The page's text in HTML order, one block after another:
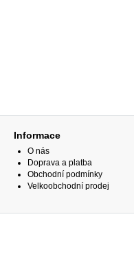
Informace
O nás
Doprava a platba
Obchodní podmínky
Velkoobchodní prodej